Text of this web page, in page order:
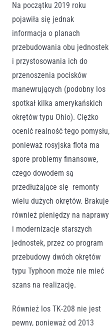
Na początku 2019 roku
pojawiła się jednak
informacja o planach
przebudowania obu jednostek
i przystosowania ich do
przenoszenia pocisków
manewrujących (podobny los
spotkał kilka amerykańskich
okrętów typu Ohio). Ciężko
ocenić realność tego pomysłu,
ponieważ rosyjska flota ma
spore problemy finansowe,
czego dowodem są
przedłużające się remonty
wielu dużych okrętów. Brakuje
również pieniędzy na naprawy
i modernizacje starszych
jednostek, przez co program
przebudowy dwóch okrętów
typu Typhoon może nie mieć
szans na realizację.
Również los TK-208 nie jest
pewny, ponieważ od 2013